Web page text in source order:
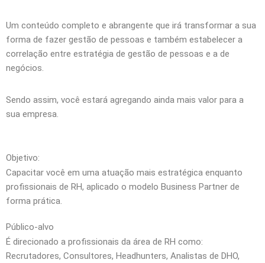
Um conteúdo completo e abrangente que irá transformar a sua
forma de fazer gestão de pessoas e também estabelecer a
correlação entre estratégia de gestão de pessoas e a de
negócios.
Sendo assim, você estará agregando ainda mais valor para a
sua empresa.
Objetivo:
Capacitar você em uma atuação mais estratégica enquanto
profissionais de RH, aplicado o modelo Business Partner de
forma prática.
Público-alvo
É direcionado a profissionais da área de RH como:
Recrutadores, Consultores, Headhunters, Analistas de DHO,